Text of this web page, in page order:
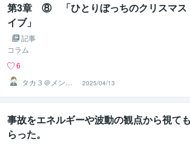
第3章 ⑧ 「ひとりぼっちのクリスマス
イブ」
記事
コラム
6
タカ３＠メンタ
ルコーチ
2025/04/13
事故をエネルギーや波動の観点から視ても
らった。